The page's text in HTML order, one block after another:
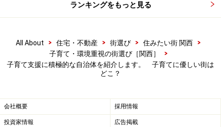
/2
ランキングをもっと見る
All About > 住宅・不動産 > 街選び > 住みたい街 関西
>
子育て・環境重視の街選び［関西］
>
子育て支援に積極的な自治体を紹介します。 子育てに優しい街は
どこ？
会社概要 採用情報
投資家情報 広告掲載